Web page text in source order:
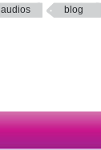
audios blog